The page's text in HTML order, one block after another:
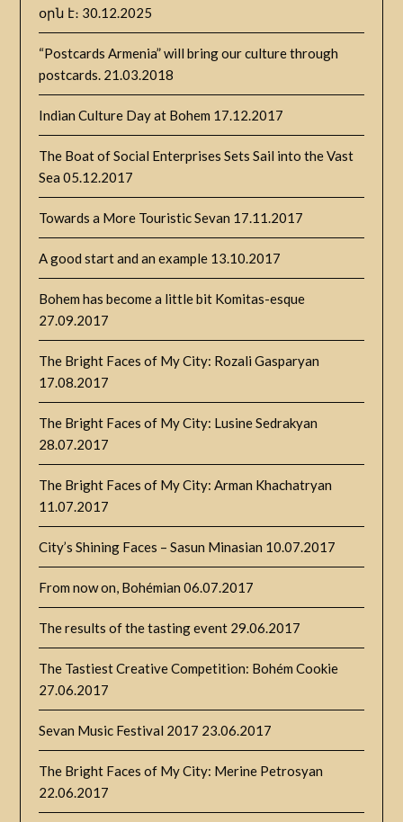
օրն է։ 30.12.2025
“Postcards Armenia” will bring our culture through
postcards. 21.03.2018
Indian Culture Day at Bohem 17.12.2017
The Boat of Social Enterprises Sets Sail into the Vast
Sea 05.12.2017
Towards a More Touristic Sevan 17.11.2017
A good start and an example 13.10.2017
Bohem has become a little bit Komitas-esque
27.09.2017
The Bright Faces of My City: Rozali Gasparyan
17.08.2017
The Bright Faces of My City: Lusine Sedrakyan
28.07.2017
The Bright Faces of My City: Arman Khachatryan
11.07.2017
City’s Shining Faces – Sasun Minasian 10.07.2017
From now on, Bohémian 06.07.2017
The results of the tasting event 29.06.2017
The Tastiest Creative Competition: Bohém Cookie
27.06.2017
Sevan Music Festival 2017 23.06.2017
The Bright Faces of My City: Merine Petrosyan
22.06.2017